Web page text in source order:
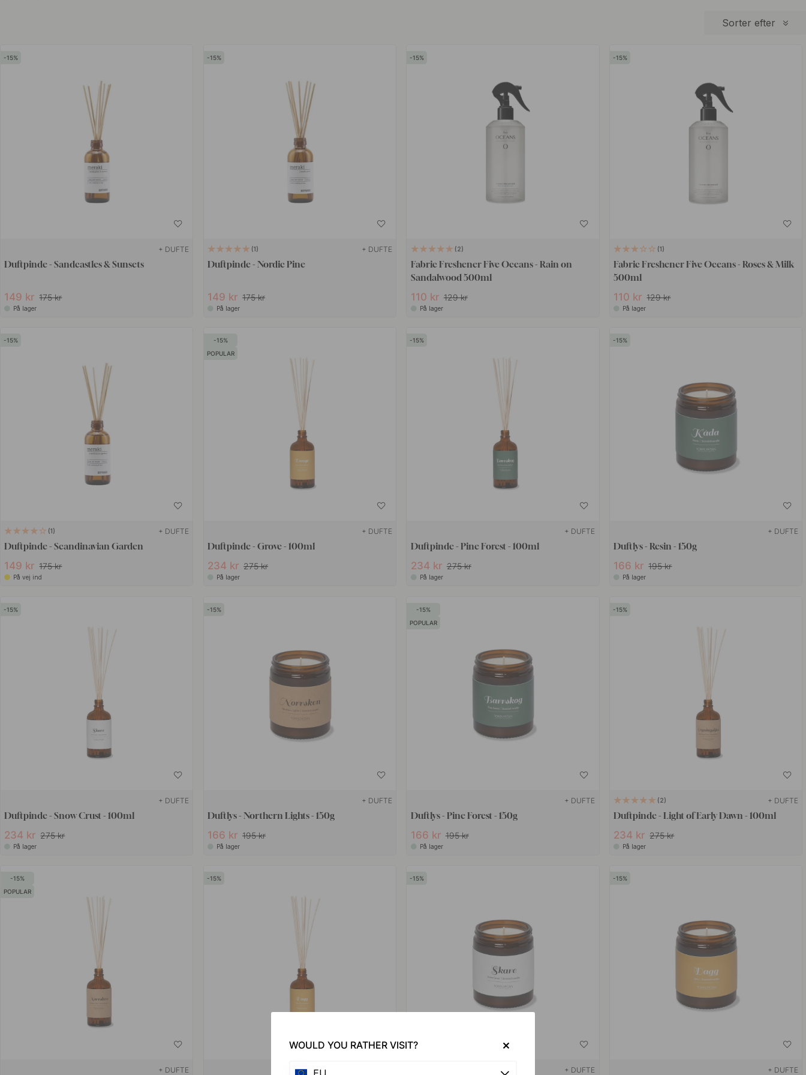
inspireret af den svenske natur. Uanset om du leder efter duftpinde til badeværelset, et
stemningsfuldt duftlys eller en enkel rumduft til hverdagen, finder du duftprodukter, der gør
hjemmet mere personligt og behageligt.
Sorter efter
15
+ DUFTE
Duftpinde - Sandcastles & Sunsets
149 kr 175 kr
På lager
15
1 + DUFTE
Duftpinde - Nordic Pine
149 kr 175 kr
På lager
15
2
Fabric Freshener Five Oceans - Rain on
Sandalwood 500ml
110 kr 129 kr
På lager
15
1
Fabric Freshener Five Oceans - Roses & Milk
500ml
110 kr 129 kr
På lager
15
1 + DUFTE
Duftpinde - Scandinavian Garden
149 kr 175 kr
På vej ind
15
POPULAR
+ DUFTE
Duftpinde - Grove - 100ml
234 kr 275 kr
På lager
15
+ DUFTE
Duftpinde - Pine Forest - 100ml
234 kr 275 kr
På lager
15
+ DUFTE
Duftlys - Resin - 150g
166 kr 195 kr
På lager
15
+ DUFTE
Duftpinde - Snow Crust - 100ml
234 kr 275 kr
På lager
15
+ DUFTE
Duftlys - Northern Lights - 150g
166 kr 195 kr
På lager
15
POPULAR
+ DUFTE
Duftlys - Pine Forest - 150g
166 kr 195 kr
På lager
15
2 + DUFTE
Duftpinde - Light of Early Dawn - 100ml
234 kr 275 kr
På lager
15
POPULAR
+ DUFTE
15 15
+ DUFTE
15
+ DUFTE
WOULD YOU RATHER VISIT?